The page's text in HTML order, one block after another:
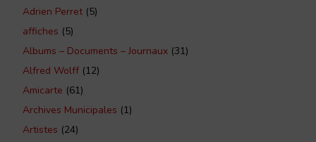
Adrien Perret(5)
affiches (5)
Albums – Documents – Journaux (31)
Alfred Wolff (12)
Amicarte (61)
Archives Municipales (1)
Artistes (24)